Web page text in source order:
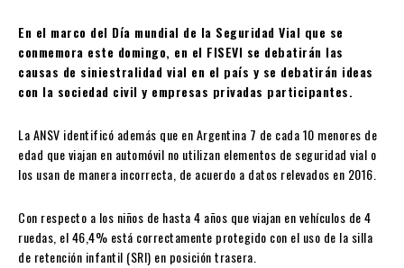
En el marco del Día mundial de la Seguridad Vial que se
conmemora este domingo, en el FISEVI se debatirán las
causas de siniestralidad vial en el país y se debatirán ideas
con la sociedad civil y empresas privadas participantes.
La ANSV identificó además que en Argentina 7 de cada 10 menores de
edad que viajan en automóvil no utilizan elementos de seguridad vial o
los usan de manera incorrecta, de acuerdo a datos relevados en 2016.
Con respecto a los niños de hasta 4 años que viajan en vehículos de 4
ruedas, el 46,4% está correctamente protegido con el uso de la silla
de retención infantil (SRI) en posición trasera.